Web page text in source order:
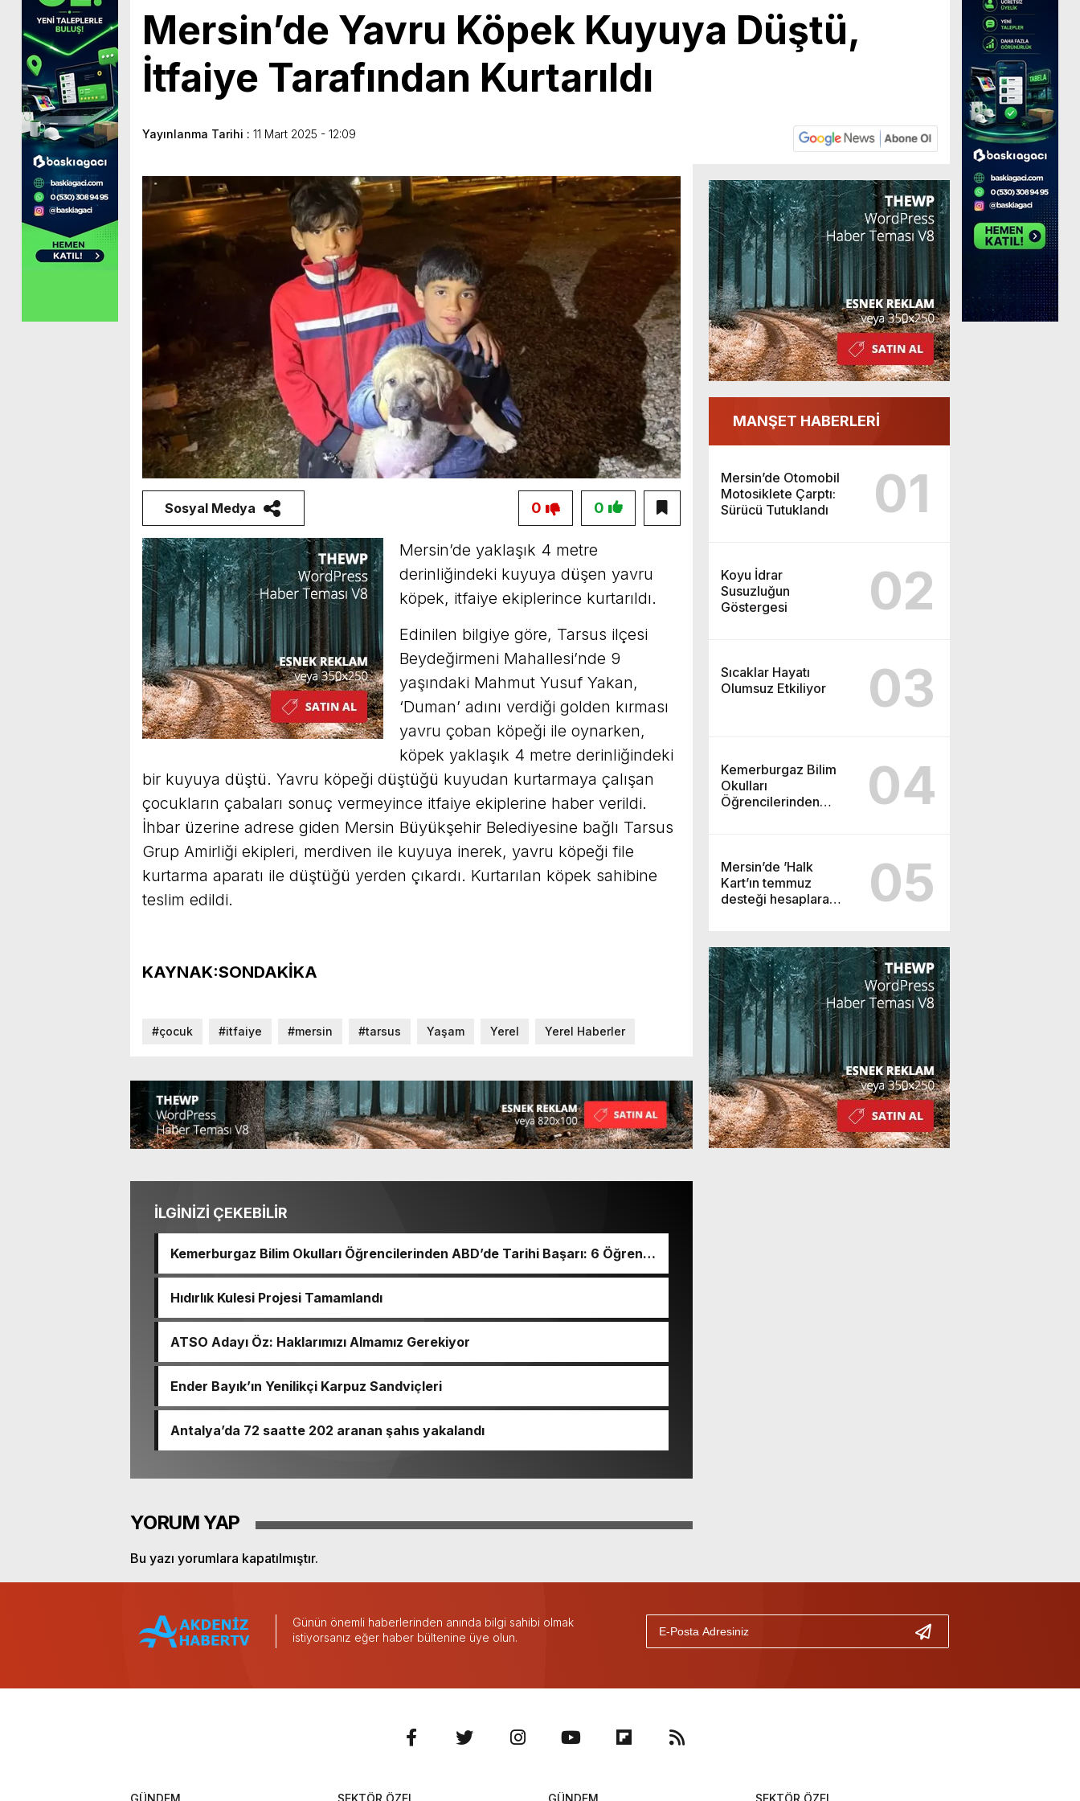
Mersin’de Yavru Köpek Kuyuya Düştü,
İtfaiye Tarafından Kurtarıldı
Yayınlanma Tarihi : 11 Mart 2025 - 12:09
MANŞET HABERLERİ
Mersin’de Otomobil
Motosiklete Çarptı:
Sürücü Tutuklandı
01
Koyu İdrar
Susuzluğun
Göstergesi
02
Sıcaklar Hayatı
Olumsuz Etkiliyor
03
Kemerburgaz Bilim
Okulları
Öğrencilerinden
04
Mersin’de ’Halk
Kart’ın temmuz
desteği hesaplara
05
Sosyal Medya 0
0
Mersin’de yaklaşık 4 metre
derinliğindeki kuyuya düşen yavru
köpek, itfaiye ekiplerince kurtarıldı.
Edinilen bilgiye göre, Tarsus ilçesi
Beydeğirmeni Mahallesi’nde 9
yaşındaki Mahmut Yusuf Yakan,
‘Duman’ adını verdiği golden kırması
yavru çoban köpeği ile oynarken,
köpek yaklaşık 4 metre derinliğindeki
bir kuyuya düştü. Yavru köpeği düştüğü kuyudan kurtarmaya çalışan
çocukların çabaları sonuç vermeyince itfaiye ekiplerine haber verildi.
İhbar üzerine adrese giden Mersin Büyükşehir Belediyesine bağlı Tarsus
Grup Amirliği ekipleri, merdiven ile kuyuya inerek, yavru köpeği file
kurtarma aparatı ile düştüğü yerden çıkardı. Kurtarılan köpek sahibine
teslim edildi.
KAYNAK:SONDAKİKA
#çocuk #itfaiye #mersin #tarsus Yaşam Yerel Yerel Haberler
İLGİNİZİ ÇEKEBİLİR
Kemerburgaz Bilim Okulları Öğrencilerinden ABD’de Tarihi Başarı: 6 Öğrenci
14 Madalya Kazandı
Hıdırlık Kulesi Projesi Tamamlandı
ATSO Adayı Öz: Haklarımızı Almamız Gerekiyor
Ender Bayık’ın Yenilikçi Karpuz Sandviçleri
Antalya’da 72 saatte 202 aranan şahıs yakalandı
YORUM YAP
Bu yazı yorumlara kapatılmıştır.
Günün önemli haberlerinden anında bilgi sahibi olmak
istiyorsanız eğer haber bültenine üye olun.